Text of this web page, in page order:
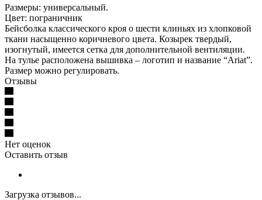
Размеры: универсальный.
Цвет: пограничник
Бейсболка классического кроя о шести клиньях из хлопковой
ткани насыщенно коричневого цвета. Козырек твердый,
изогнутый, имеется сетка для дополнительной вентиляции.
На тулье расположена вышивка – логотип и название “Ariat”.
Размер можно регулировать.
Отзывы
Нет оценок
Оставить отзыв
Загрузка отзывов...